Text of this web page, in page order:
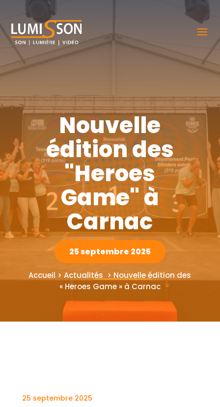
Nouvelle
édition des
"Heroes
Game" à
Carnac
25 septembre 2025
Accueil > Actualités > Nouvelle édition des
« Heroes Game » à Carnac
25 septembre 2025